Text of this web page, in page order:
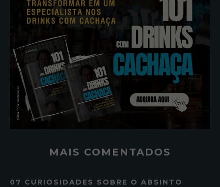
MAIS COMENTADOS
07 CURIOSIDADES SOBRE O ABSINTO